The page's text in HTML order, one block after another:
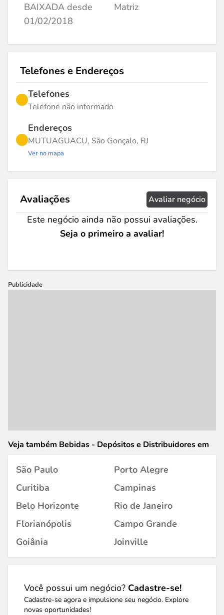
BAIXADA desde
01/02/2018
Matriz
Telefones e Endereços
Telefones
Telefone não informado
Endereços
MUTUAGUACU, São Gonçalo, RJ
Ver no mapa
Avaliações Avaliar negócio
Este negócio ainda não possui avaliações.
Seja o primeiro a avaliar!
Publicidade
Veja também Bebidas - Depósitos e Distribuidores em
São Paulo
Porto Alegre
Curitiba
Campinas
Belo Horizonte
Rio de Janeiro
Florianópolis
Campo Grande
Goiânia
Joinville
Você possui um negócio? Cadastre-se!
Cadastre-se agora e impulsione seu negócio. Explore
novas oportunidades!